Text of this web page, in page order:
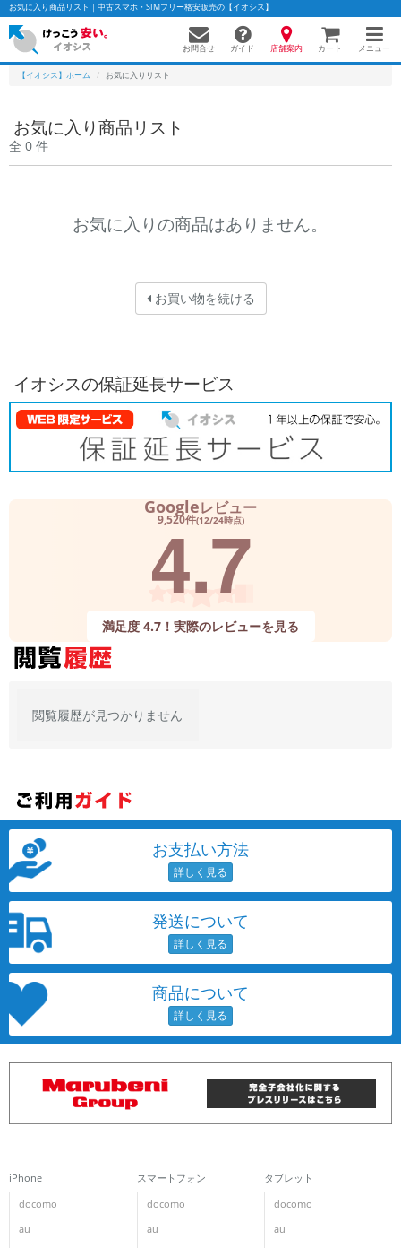
お気に入り商品リスト｜中古スマホ・SIMフリー格安販売の【イオシス】
お問合せ ガイド 店舗案内 カート メニュー
【イオシス】ホーム お気に入りリスト
お気に入り商品リスト
全 0 件
お気に入りの商品はありません。
お買い物を続ける
イオシスの保証延長サービス
Googleレビュー
9,520件(12/24時点)
4.7
満足度 4.7！実際のレビューを見る
閲覧履歴が見つかりません
お支払い方法
発送について
商品について
iPhone
docomo
au
スマートフォン
docomo
au
タブレット
docomo
au
かんたんパソコン検索に切り替える
商品シリーズ名・ブランド名の絞り込み。
「iPhone」「Xperia」「Galaxy」など
製造、販売メーカーの絞り込み
「Apple」「SONY」「SHARP」など
「新品」「未使用」「中古」など
メモリ
~
容量
~
モニタサイズ
~
価格
円 ～ 円
発売日
年 月 まで